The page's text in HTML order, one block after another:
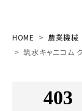
HOME 農業機械
筑水キャニコム